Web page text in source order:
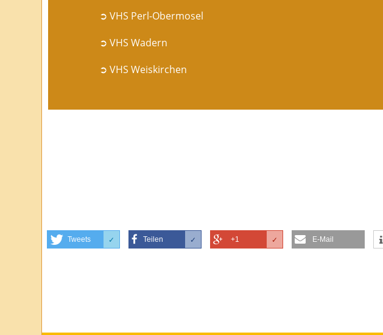
➲ VHS Perl-Obermosel
➲ VHS Wadern
➲ VHS Weiskirchen
Tweets ✓ Teilen ✓ +1 ✓ E-Mail